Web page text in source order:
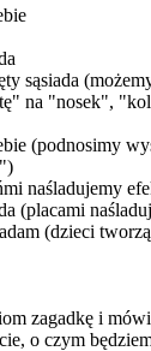
sąsiada
na "nosek",
(podnosimy
naśladujemy
(placami
(dzieci tworzą
zagadkę i
o czym